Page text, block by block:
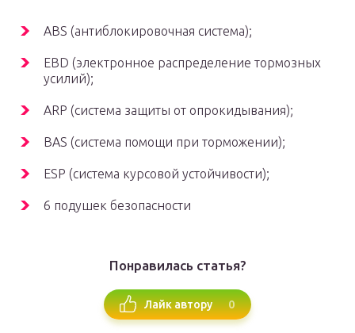
ABS (антиблокировочная система);
EBD (электронное распределение тормозных
усилий);
ARP (система защиты от опрокидывания);
BAS (система помощи при торможении);
ESP (система курсовой устойчивости);
6 подушек безопасности
Понравилась статья?
Лайк автору 0